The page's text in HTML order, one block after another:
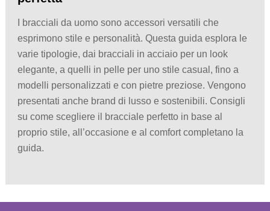
I bracciali da uomo sono accessori versatili che
esprimono stile e personalità. Questa guida esplora le
varie tipologie, dai bracciali in acciaio per un look
elegante, a quelli in pelle per uno stile casual, fino a
modelli personalizzati e con pietre preziose. Vengono
presentati anche brand di lusso e sostenibili. Consigli
su come scegliere il bracciale perfetto in base al
proprio stile, all’occasione e al comfort completano la
guida.